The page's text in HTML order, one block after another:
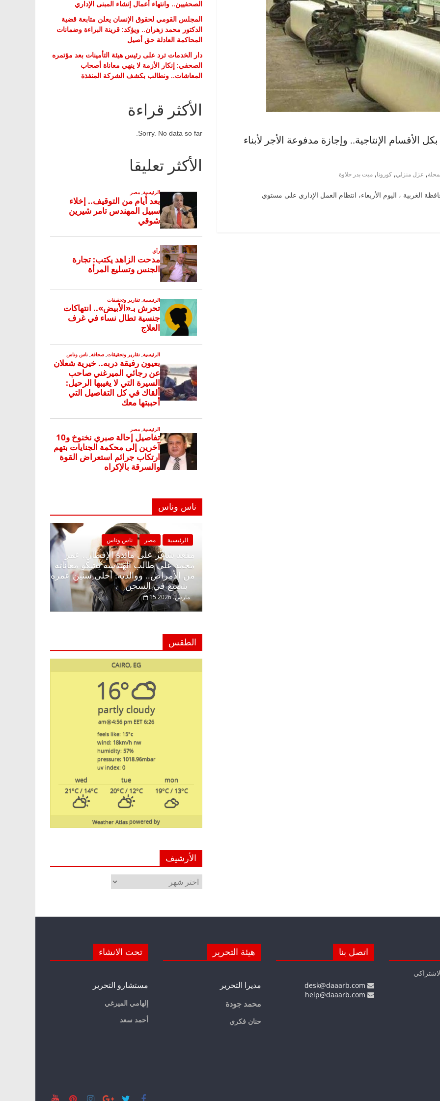
الأقسام الإنتاجية.. وإجازة مدفوعة الأجر لأبناء
, عزل منزلي, كورونا, ميت بدر حلاوة
، اليوم الأربعاء، انتظام العمل الإداري على مستوي
الصحفيين.. وانتهاء أعمال إنشاء المبنى الإداري
المجلس القومي لحقوق الإنسان يعلن متابعة قضية
الدكتور محمد زهران.. ويؤكد: قرينة البراءة وضمانات
المحاكمة العادلة حق أصيل
دار الخدمات ترد على رئيس هيئة التأمينات بعد مؤتمره
الصحفي: إنكار الأزمة لا ينهي معاناة أصحاب
المعاشات.. ونطالب بكشف الشركة المنفذة
الأكثر قراءة
Sorry. No data so far.
الأكثر تعليقا
ناس وناس
الرئيسية مصر ناس وناس
مقعد شاغر على مائدة الإفطار.. عمر
محمد علي طالب الهندسة يشكو
من الأمراض.. ووالدته: أحلى سنين
بتضيع في السجن
15 مارس، 2026
مقعد شاغر على الإفطار وبلكونة بلا زينة
رمضان.. د. عبدالخالق فاروق خبير
اقتصادي في انتظار حلم الحرية ولمة
الطقس
CAIRO, EG
16°
partly cloudy
6:26 am
4:56 pm EET
feels like: 15°c
wind: 18km/h nw
humidity: 57%
pressure: 1018.96mbar
uv index: 0
mon
tue
wed
19°C/ 13°C
20°C/ 12°C
21°C/ 14°C
powered by
Weather Atlas
الأرشيف
الأرشيف
اتصل بنا هيئة التحرير
مديرا التحرير
محمد جودة
حنان فكري
تحت الانشاء
مستشارو التحرير
إلهامي الميرغي
أحمد سعد